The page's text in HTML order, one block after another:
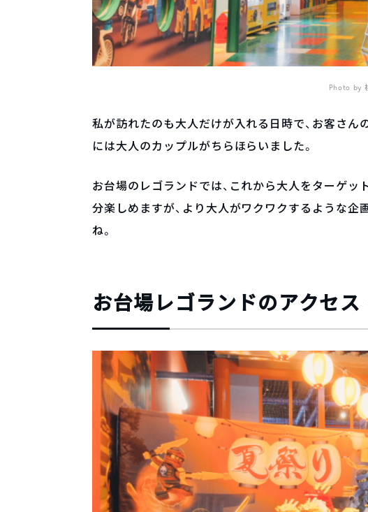
Photo by
私が訪れたのも大人だけが入れる日時で、お客さん
には大人のカップルがちらほらいました。
お台場のレゴランドでは、これから大人をターゲ
分楽しめますが、より大人がワクワクするような企
ね。
お台場レゴランドのアクセ